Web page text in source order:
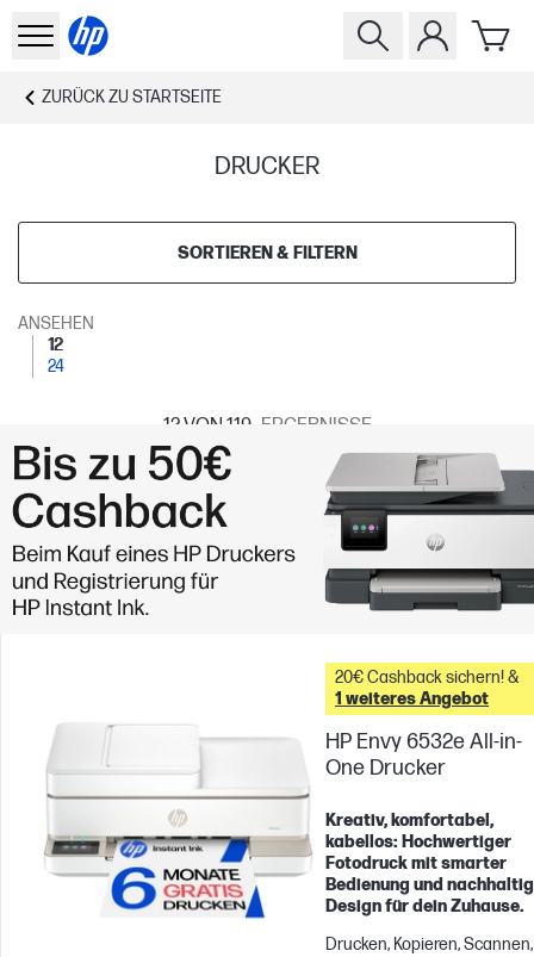
ZURÜCK ZU STARTSEITE
DRUCKER
SORTIEREN & FILTERN
ANSEHEN
12
24
12VON 119 ERGEBNISSE
20€ Cashback sichern! &
1 weiteres Angebot
HP Envy 6532e All-in-
One Drucker
Kreativ, komfortabel,
kabellos: Hochwertiger
Fotodruck mit smarter
Bedienung und
Design für dein Zuhause.
Drucken, Kopieren, Scannen,